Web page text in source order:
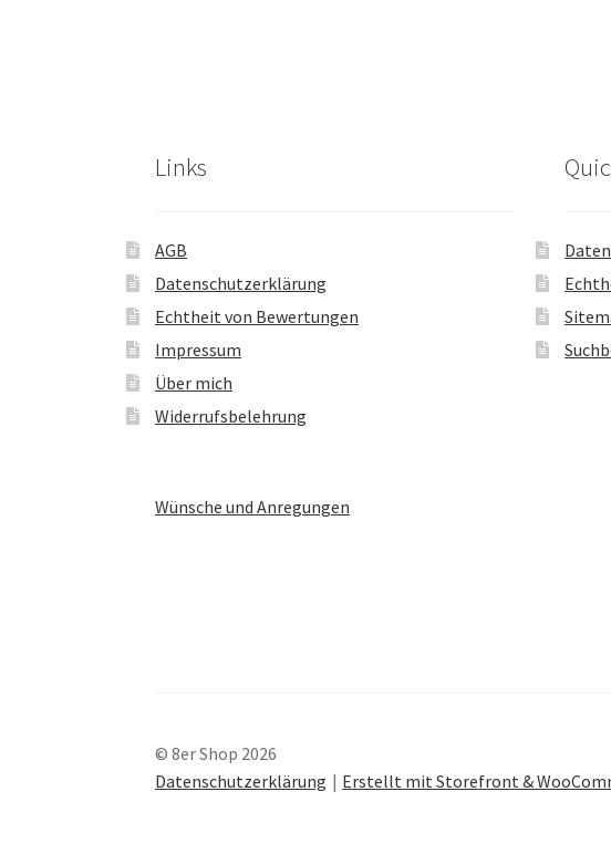
Links
AGB
Datenschutzerklärung
Echtheit von Bewertungen
Impressum
Über mich
Widerrufsbelehrung
Wünsche und Anregungen
© 8er Shop 2026
Datenschutzerklärung
Erstellt mit Storefront &